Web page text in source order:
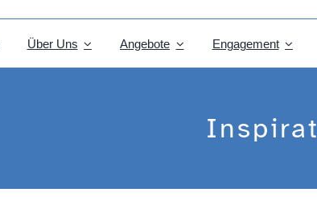
Über Uns Angebote Engagement